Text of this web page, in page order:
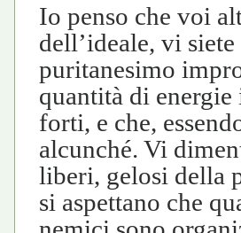
Io penso che voi
dell’ideale, vi
puritanesimo
quantità di
forti, e che,
alcunché. Vi
liberi, gelosi della
si aspettano che